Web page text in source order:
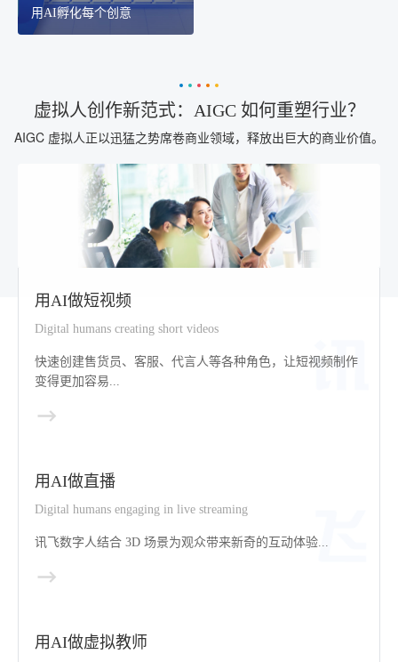
用AI孵化每个创意
虚拟人创作新范式：AIGC 如何重塑行业？
AIGC 虚拟人正以迅猛之势席卷商业领域，释放出巨大的商业价值。
用AI做短视频
Digital humans creating short videos
快速创建售货员、客服、代言人等各种角色，让短视频制作
变得更加容易...
用AI做直播
Digital humans engaging in live streaming
讯飞数字人结合 3D 场景为观众带来新奇的互动体验...
用AI做虚拟教师